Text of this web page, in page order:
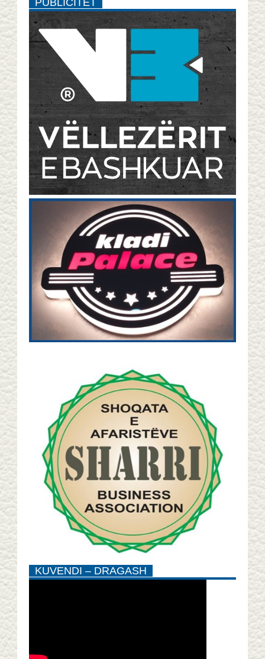
KUVENDI – DRAGASH